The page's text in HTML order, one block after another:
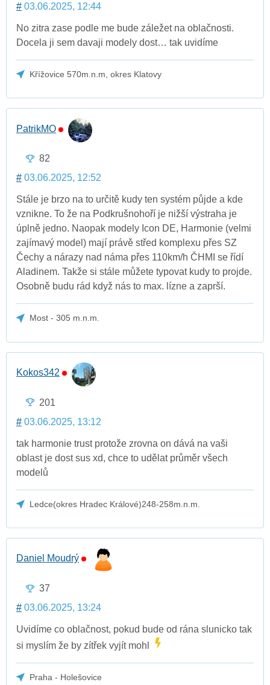
# 03.06.2025, 12:44
No zitra zase podle me bude záležet na oblačnosti.
Docela ji sem davaji modely dost… tak uvidíme
Křížovice 570m.n.m, okres Klatovy
PatrikMO
82
# 03.06.2025, 12:52
Stále je brzo na to určitě kudy ten systém půjde a kde
vznikne. To že na Podkrušnohoří je nižší výstraha je
úplně jedno. Naopak modely Icon DE, Harmonie (velmi
zajímavý model) mají právě střed komplexu přes SZ
Čechy a nárazy nad náma přes 110km/h ČHMI se řídí
Aladinem. Takže si stále můžete typovat kudy to projde.
Osobně budu rád když nás to max. lízne a zaprší.
Most - 305 m.n.m.
Kokos342
201
# 03.06.2025, 13:12
tak harmonie trust protože zrovna on dává na vaši
oblast je dost sus xd, chce to udělat průměr všech
modelů
Ledce(okres Hradec Králové)248-258m.n.m.
Daniel Moudrý
37
# 03.06.2025, 13:24
Uvidíme co oblačnost, pokud bude od rána slunicko tak
si myslím že by zítřek vyjít mohl
Praha - Holešovice